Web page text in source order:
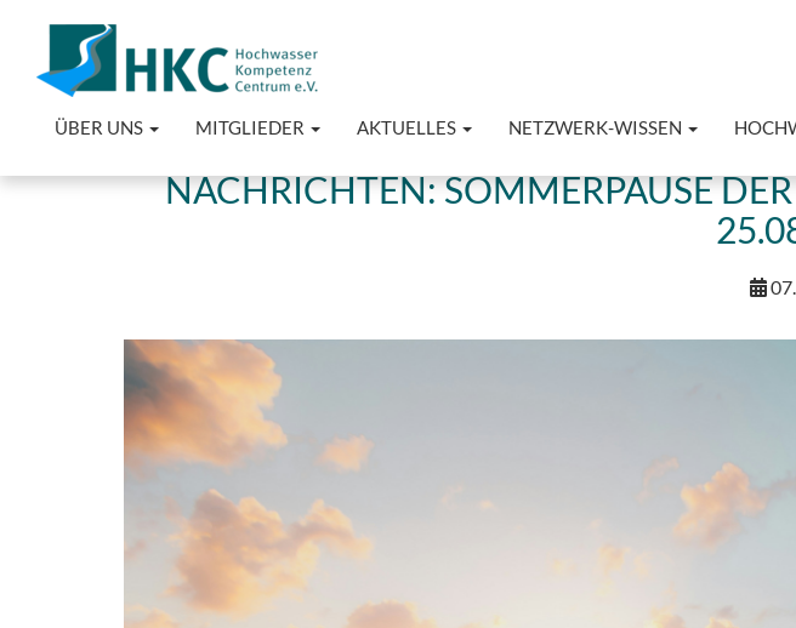
ÜBER UNS MITGLIEDER AKTUELLES NETZWERK-WISSEN
NACHRICHTEN: SOMMERPAUSE